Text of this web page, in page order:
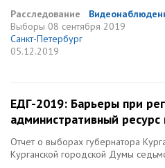
Расследование
Выборы 08 сентября 2019
Санкт-Петербург
05.12.2019
ЕДГ-2019: Барьеры при
административный ресурс
Отчет о выборах губернатора
Курганской городской Думы